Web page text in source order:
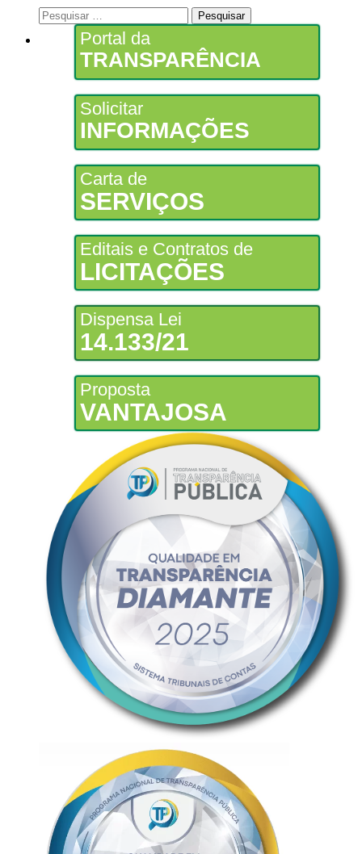
Pesquisar
por:
Portal da
TRANSPARÊNCIA
Solicitar
INFORMAÇÕES
Carta de
SERVIÇOS
Editais e Contratos de
LICITAÇÕES
Dispensa Lei
14.133/21
Proposta
VANTAJOSA